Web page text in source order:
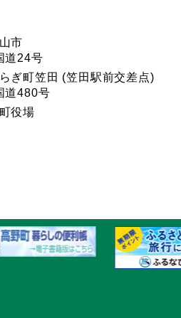
市
24号
ぎ町笠田 (笠田駅前交差点)
480号
役場